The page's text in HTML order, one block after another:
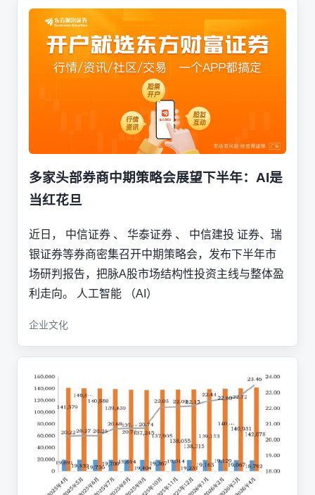
多家头部券商中期策略会展望下半年：AI是
当红花旦
近日， 中信证券 、 华泰证券 、 中信建投 证券、瑞
银证券等券商密集召开中期策略会，发布下半年市
场研判报告，把脉A股市场结构性投资主线与整体盈
利走向。 人工智能 （AI）
企业文化